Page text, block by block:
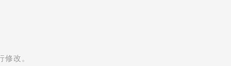
改。